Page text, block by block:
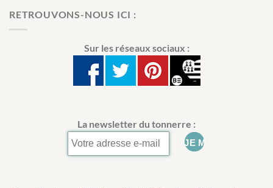
RETROUVONS-NOUS ICI :
Sur les réseaux sociaux :
La newsletter du tonnerre :